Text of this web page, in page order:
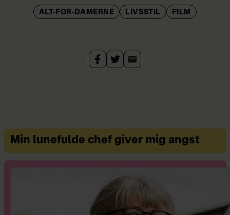
ALT-FOR-DAMERNE LIVSSTIL FILM
Min lunefulde chef giver mig angst